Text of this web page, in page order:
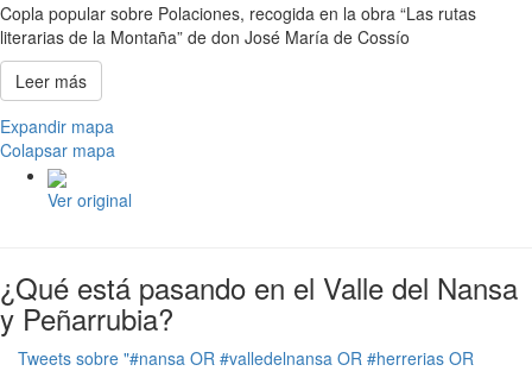
Copla popular sobre Polaciones, recogida en la obra “Las rutas
literarias de la Montaña” de don José María de Cossío
Leer más
Expandir mapa
Colapsar mapa
Ver original
¿Qué está pasando en el Valle del Nansa
y Peñarrubia?
Tweets sobre "#nansa OR #valledelnansa OR #herrerias OR